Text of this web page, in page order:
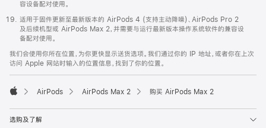
容设备配对使用。
适用于固件更新至最新版本的 AirPods 4 (支持主动降噪)、AirPods Pro 2
及后续机型或 AirPods Max 2，并需要与运行最新版本操作系统软件的兼容设
备配对使用。
我们会使用你所在位置，为你更快显示送货选项。我们通过你的 IP 地址，或者你在上次
访问 Apple 网站时输入的位置信息，找到了你的位置。
AirPods AirPods Max 2 购买 AirPods Max 2
选购及了解